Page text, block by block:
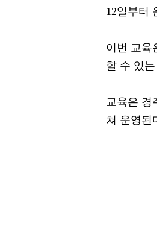
12일부터
이번 교육
할 수 있
교육은 경
쳐 운영된